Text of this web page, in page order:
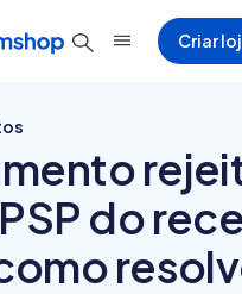
Criar
do